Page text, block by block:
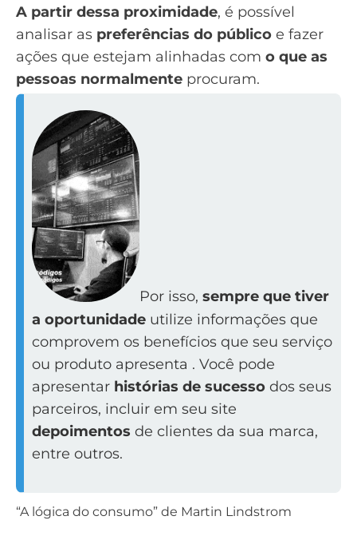
A partir dessa proximidade, é possível
analisar as preferências do público e fazer
ações que estejam alinhadas com o que as
pessoas normalmente procuram.
Por isso, sempre que tiver
a oportunidade utilize informações que
comprovem os benefícios que seu serviço
ou produto apresenta . Você pode
apresentar histórias de sucesso dos seus
parceiros, incluir em seu site
depoimentos de clientes da sua marca,
entre outros.
“A lógica do consumo” de Martin Lindstrom